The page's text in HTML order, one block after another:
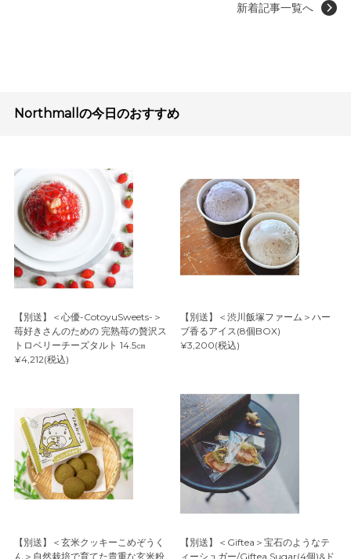
新着記事一覧へ
Northmallの今日のおすすめ
【別送】＜心優-CotoyuSweets-＞
苺好きさんのための 完熟苺の贅沢ス
トロベリーチーズタルト 14.5㎝
¥4,212(税込)
【別送】＜渋川飯塚ファーム＞ハー
ブ香るアイス(8個BOX)
¥3,200(税込)
【別送】＜玄米クッキーこめぞうく
ん＞自然栽培で育てた貴重な玄米粉
【別送】＜Giftea＞宝石のようなテ
ィーシュガー/Giftea Sugar(4個)&ド